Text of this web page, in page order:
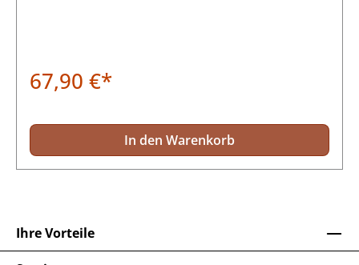
67,90 €*
In den Warenkorb
Ihre Vorteile